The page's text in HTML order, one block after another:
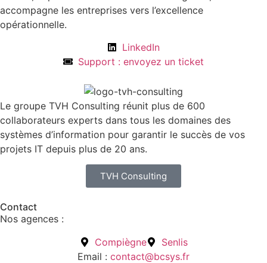
accompagne les entreprises vers l’excellence
opérationnelle.
LinkedIn
Support : envoyez un ticket
Le groupe TVH Consulting réunit plus de 600
collaborateurs experts dans tous les domaines des
systèmes d’information pour garantir le succès de vos
projets IT depuis plus de 20 ans.
TVH Consulting
Contact
Nos agences :
Compiègne
Senlis
Email : contact@bcsys.fr